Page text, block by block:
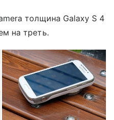
толщина Galaxy S 4
на треть.